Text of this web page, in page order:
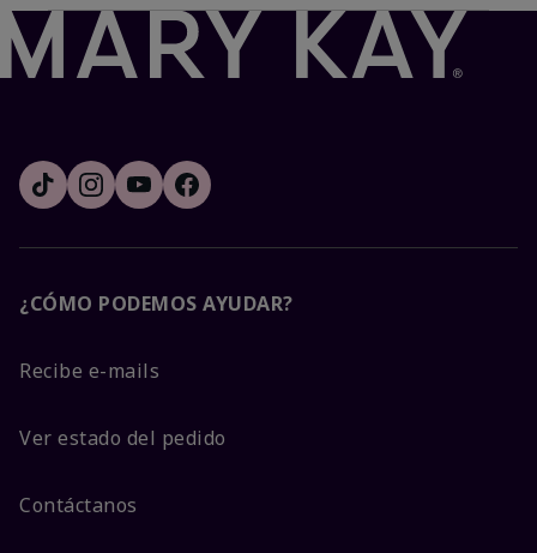
¿CÓMO PODEMOS AYUDAR?
Recibe e-mails
Ver estado del pedido
Contáctanos